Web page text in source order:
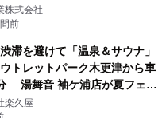
本つなぐだけ、テレビの音が
かに
株式会社
前
滞を避けて「温泉＆サウナ」
トレットパーク木更津から車
湯舞音 袖ケ浦店が夏フェア
を提供
楽久屋